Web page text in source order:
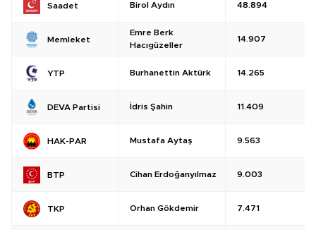
Saadet Birol Aydın 48.894
Memleket
Emre Berk
Hacıgüzeller
14.907
YTP Burhanettin Aktürk 14.265
DEVA Partisi İdris Şahin 11.409
HAK-PAR Mustafa Aytaş 9.563
BTP Cihan Erdoğanyılmaz 9.003
TKP Orhan Gökdemir 7.471